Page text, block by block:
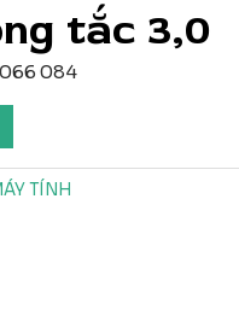
tắc 3,0
084
TÍNH